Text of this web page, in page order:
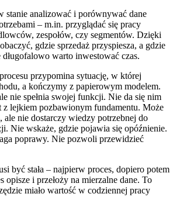
stanie analizować i porównywać dane
– m.in. przyglądać się pracy
zespołów, czy segmentów. Dzięki
gdzie sprzedaż przyspiesza, a gdzie
warto inwestować czas.
przypomina sytuację, w której
a kończymy z papierowym modelem.
nie spełnia swojej funkcji. Nie da się nim
z lejkiem pozbawionym fundamentu. Może
ale nie dostarczy wiedzy potrzebnej do
Nie wskaże, gdzie pojawia się opóźnienie.
poprawy. Nie pozwoli przewidzieć
być stała – najpierw proces, dopiero potem
opisze i przełoży na mierzalne dane. To
miało wartość w codziennej pracy